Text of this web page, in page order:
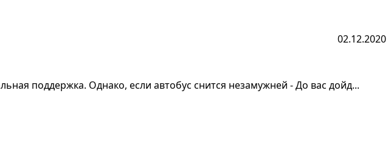
02.12.2020
поддержка. Однако, если автобус снится незамужней - До вас дойд...